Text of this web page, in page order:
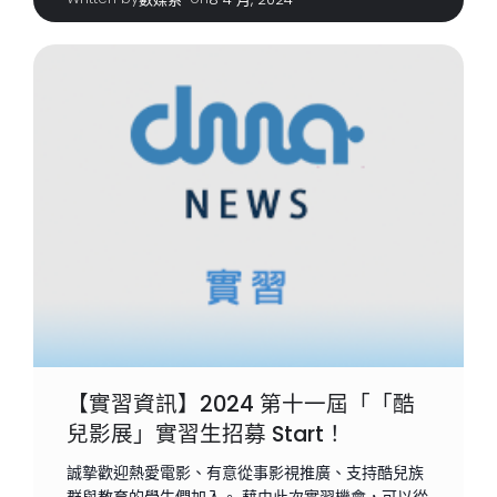
【實習資訊】2024 第十一屆「「酷
兒影展」實習生招募 Start！
誠摯歡迎熱愛電影、有意從事影視推廣、支持酷兒族